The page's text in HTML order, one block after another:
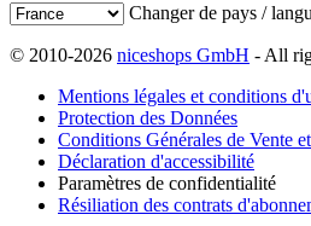
Changer de pays /
© 2010-2026 niceshops GmbH - All
Mentions légales et conditions
Protection des Données
Conditions Générales de Vente
Déclaration d'accessibilité
Paramètres de confidentialité
Résiliation des contrats